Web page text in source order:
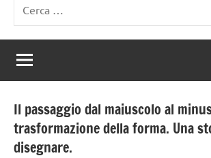
per:
Il passaggio dal maiuscolo al
trasformazione della forma. Una
disegnare.